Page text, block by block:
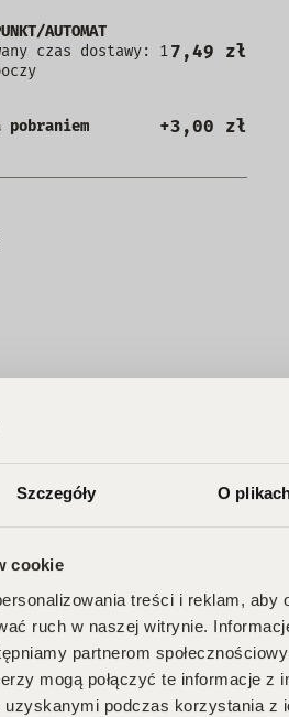
Szczegóły O
cookie
treści i reklam, aby
ruch w naszej witrynie.
partnerom
mogą połączyć te informacje z
podczas korzystania z
AUTOMAT
czas dostawy: 17,49 zł
+3,00 zł